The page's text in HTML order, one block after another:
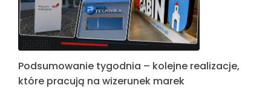
Podsumowanie tygodnia – kolejne realizacje,
które pracują na wizerunek marek